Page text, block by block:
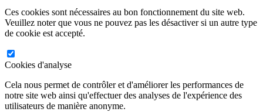
Ces cookies sont nécessaires au bon fonctionnement du site web.
Veuillez noter que vous ne pouvez pas les désactiver si un autre type
de cookie est accepté.
Cookies d'analyse
Cela nous permet de contrôler et d'améliorer les performances de
notre site web ainsi qu'effectuer des analyses de l'expérience des
utilisateurs de manière anonyme.